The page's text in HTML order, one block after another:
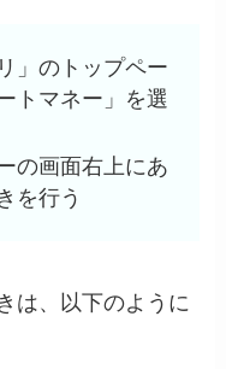
」のトップペー
トマネー」を選
の画面右上にあ
を行う
は、以下のように